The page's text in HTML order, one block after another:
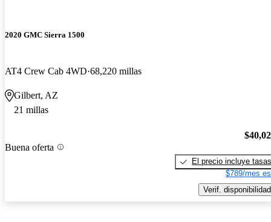
2020 GMC Sierra 1500
AT4 Crew Cab 4WD 68,220 millas
Gilbert, AZ
21 millas
Buena oferta
El precio incluye tasas
$789/mes
Verif. disponibilidad